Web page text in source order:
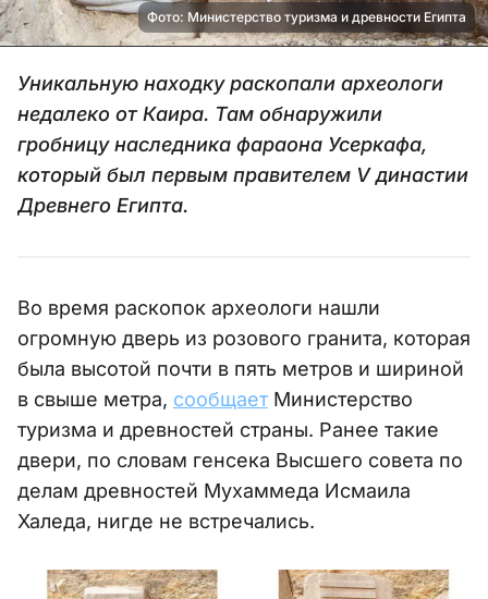
Фото: Министерство туризма и древности Египта
Уникальную находку раскопали археологи
недалеко от Каира. Там обнаружили
гробницу наследника фараона Усеркафа,
который был первым правителем V династии
Древнего Египта.
Во время раскопок археологи нашли
огромную дверь из розового гранита, которая
была высотой почти в пять метров и шириной
в свыше метра, сообщаетМинистерство
туризма и древностей страны. Ранее такие
двери, по словам генсека Высшего совета по
делам древностей Мухаммеда Исмаила
Халеда, нигде не встречались.